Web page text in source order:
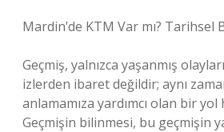
Mardin’de KTM Var mı?
Geçmiş, yalnızca yaşanmış
izlerden ibaret değildir; aynı
anlamamıza yardımcı olan bir yol
Geçmişin bilinmesi, bu geçmişin